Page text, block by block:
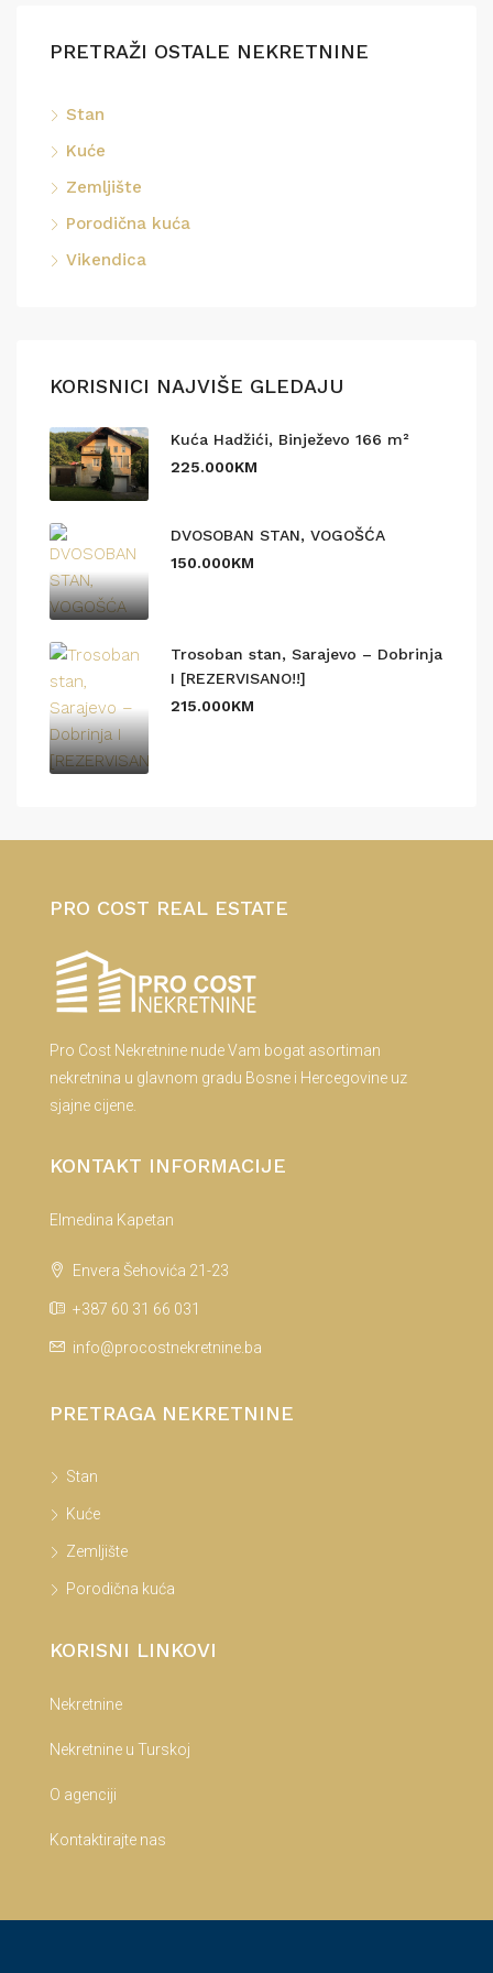
PRETRAŽI OSTALE NEKRETNINE
Stan
Kuće
Zemljište
Porodična kuća
Vikendica
KORISNICI NAJVIŠE GLEDAJU
Kuća Hadžići, Binježevo 166 m²
225.000KM
DVOSOBAN STAN, VOGOŠĆA
150.000KM
Trosoban stan, Sarajevo – Dobrinja
I [REZERVISANO!!]
215.000KM
PRO COST REAL ESTATE
Pro Cost Nekretnine nude Vam bogat asortiman
nekretnina u glavnom gradu Bosne i Hercegovine uz
sjajne cijene.
KONTAKT INFORMACIJE
Elmedina Kapetan
Envera Šehovića 21-23
+387 60 31 66 031
info@procostnekretnine.ba
PRETRAGA NEKRETNINE
Stan
Kuće
Zemljište
Porodična kuća
KORISNI LINKOVI
Nekretnine
Nekretnine u Turskoj
O agenciji
Kontaktirajte nas